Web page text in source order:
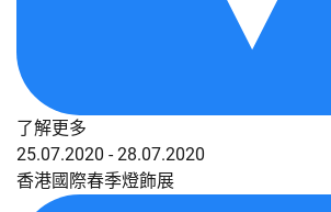
了解更多
25.07.2020 - 28.07.2020
香港國際春季燈飾展